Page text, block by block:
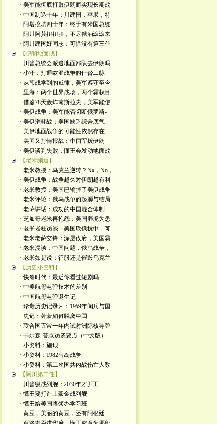
· 美军能彻底打败伊朗而实现长期战
· 中国制造十年：川建国，苹果，特
· 阿塔挖坑四十年：终于有米国总统
· 阿川阿莫扭扭腰，不尽俄油滚滚来
· 阿川建国好同志：可惜没有第三任
【伊朗地面战】
· 川普总统会派遣地面部队去伊朗吗
· 小泽：打通欧亚战争的任督二脉
· 从韩战学到的戒律，美军遵守至今
· 里海：两个世界战场，两个霸权目
· 借鉴78天轰炸南斯拉夫，美军能使
· 美伊战争：美军能否切断俄罗斯-
· 美伊消耗战：美国缺乏综合底气
· 美伊地面战争的可能性依然存在
· 美国又打情报战：中国军援伊朗
· 美伊谈判失败，懂王会发动地面战
【老米频道】
· 老米教授：乌克兰逆转？No，No，
· 美伊战争：战争越久对伊朗越有利
· 老米教授：美国已输掉了美伊战争
· 老米评论：俄乌战争的起源与结局
· 老萨讲话：成功的中国混合体制
· 芝加哥老米再抱怨：美国养虎为患
· 老米老杜访谈：美国联俄抗中，可
· 老米老萨交锋：深层政府，美国霸
· 老米漫谈：中国问题，俄乌战争，
· 老米如是说：征服还是催毁乌克兰
【历史小资料】
· 快餐时代：最近你看过短剧吗
· 中美航母电弹技术的差别
· 中国航母电弹诞生记
· 珍贵历史记录片：1959年阅兵与国
· 史记：外蒙如何脱离中国
· 联合国五常一年内试射洲际核导弹
· 卡尔森-普京访谈要点（中文版）
· 小资料：施琅
· 小资料：1982马岛战争
· 小资料：第二次国共内战伤亡人数
【阿川第二任】
· 川普级战列舰：2030年才开工
· 懂王要打造土豪金战列舰
· 懂王给美国将领办学习班
· 黄豆，美丽的黄豆，还有阿根廷